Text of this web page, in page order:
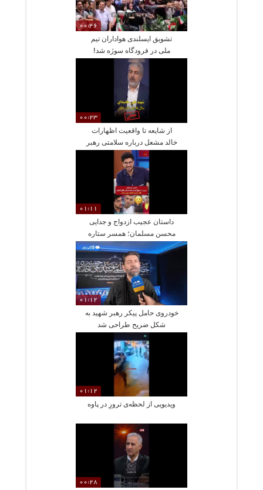
00:46
تشویق ایسلندی هواداران تیم
ملی در فرودگاه سوژه شد!
00:23
از شایعه تا واقعیت اظهارات
خالد مشعل درباره سلامتی رهبر
انقلاب
01:11
داستان عجیب ازدواج و جدایی
محسن مسلمان؛ همسر ستاره
سابق پرسپولیس چقدر مهریه
گرفت؟
01:12
خودروی حامل پیکر رهبر شهید به
شکل ضریح طراحی شد
01:12
ویدیویی از لحظه‌ی ترورِ در پاوه
00:28